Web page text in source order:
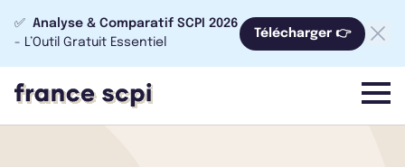
✅ Analyse & Comparatif SCPI 2026
- L’Outil Gratuit Essentiel
Télécharger 👉
menu